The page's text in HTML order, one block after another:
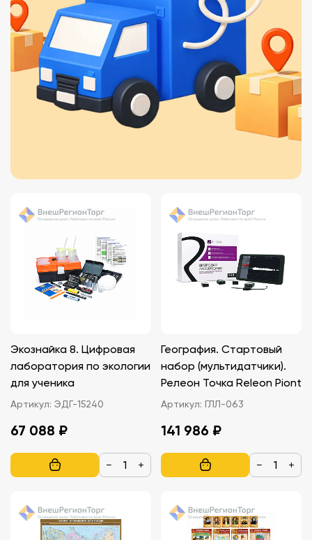
Экознайка 8. Цифровая
лаборатория по экологии
для ученика
Артикул: ЭДГ-15240
67 088 ₽
− +
География. Стартовый
набор (мультидатчики).
Релеон Точка Releon Piont
Артикул: ГЛЛ-063
141 986 ₽
− +